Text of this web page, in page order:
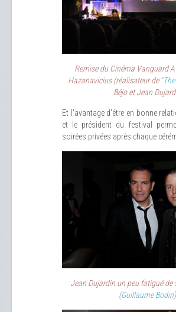
Remise du Cinéma Vanguard
Hazanavicius (réalisateur de "
Béjo et Jean
Et l'avantage d'être en bonne
et le président du festival
soirées privées après chaque
Jean Dujardin un peu fatigué de
(Guillaume Bodin)...